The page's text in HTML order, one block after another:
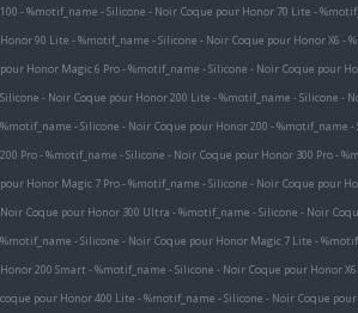
100 - %motif_name - Silicone - Noir Coque pour Honor 70 Lite -
Honor 90 Lite - %motif_name - Silicone - Noir Coque pour Honor X6 -
pour Honor Magic 6 Pro - %motif_name - Silicone - Noir Coque pour
Silicone - Noir Coque pour Honor 200 Lite - %motif_name - Silicone -
%motif_name - Silicone - Noir Coque pour Honor 200 - %motif_name
200 Pro - %motif_name - Silicone - Noir Coque pour Honor 300 Pro -
pour Honor Magic 7 Pro - %motif_name - Silicone - Noir Coque pour
Noir Coque pour Honor 300 Ultra - %motif_name - Silicone - Noir
%motif_name - Silicone - Noir Coque pour Honor Magic 7 Lite -
Honor 200 Smart - %motif_name - Silicone - Noir Coque pour Honor
coque pour Honor 400 Lite - %motif_name - Silicone - Noir Coque